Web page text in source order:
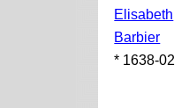
Elisabeth
Barbier
* 1638-02